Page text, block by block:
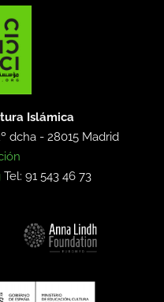
Islámica
dcha -28015 Madrid
Tel: 91 543 46 73